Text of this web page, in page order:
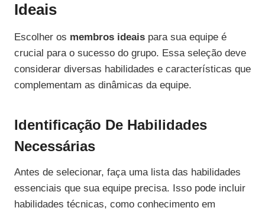
Ideais
Escolher os membros ideais para sua equipe é
crucial para o sucesso do grupo. Essa seleção deve
considerar diversas habilidades e características que
complementam as dinâmicas da equipe.
Identificação De Habilidades
Necessárias
Antes de selecionar, faça uma lista das habilidades
essenciais que sua equipe precisa. Isso pode incluir
habilidades técnicas, como conhecimento em